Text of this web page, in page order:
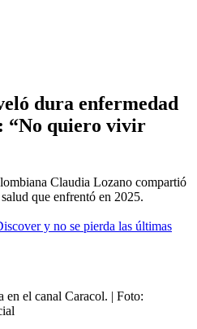
dura enfermedad
“No quiero vivir
Claudia Lozano compartió
que enfrentó en 2025.
y no se pierda las últimas
en el canal Caracol. | Foto: